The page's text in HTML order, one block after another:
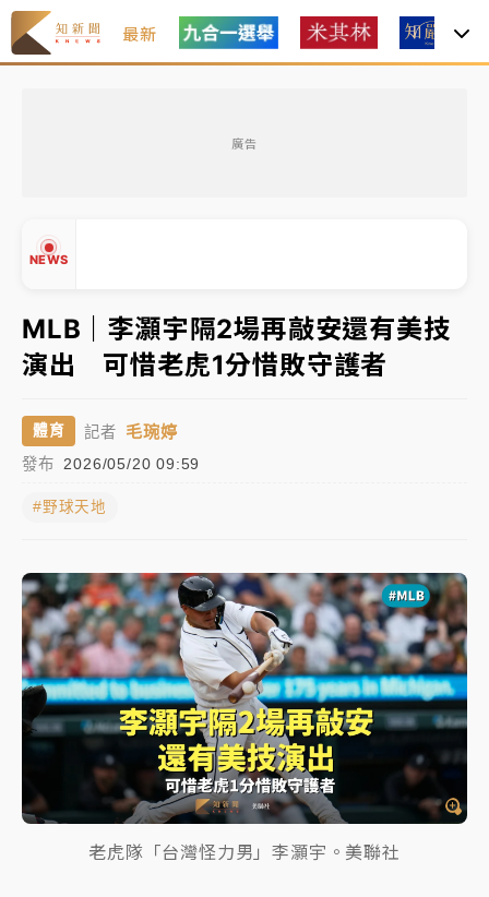
最新
廣告
NEWS
有片｜
連根拔起
中颱白海豚風雨來了！中部以北防豪雨 今晚、明天影
響最劇烈
白海豚逼近！北市水門只出不進 未移置車輛最高罰
油價持續凍漲！ 中油宣布下周一汽柴油價格維持不變
有片｜ 白海豚暴風圈逼近！新北淡水赫見龍捲風 榕樹
連根拔起
中颱白海豚風雨來了！中部以北防豪雨 今晚、明天影
響最劇烈
白海豚逼近！北市水門只出不進 未移置車輛最高罰
4800＋拖吊費
MLB｜李灝宇隔2場再敲安還有美技
演出 可惜老虎1分惜敗守護者
體育 記者 毛琬婷
發布 2026/05/20 09:59
#野球天地
老虎隊「台灣怪力男」李灝宇。美聯社